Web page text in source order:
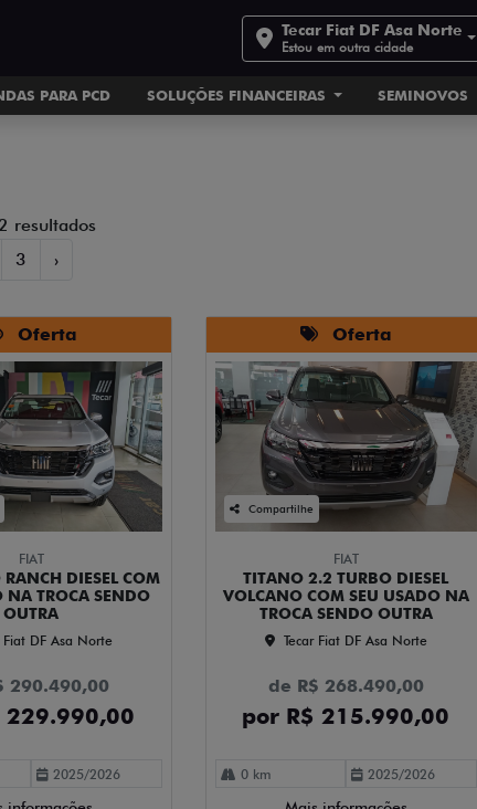
Tecar Fiat DF Asa Norte
Estou em outra cidade
PARA PCD SOLUÇÕES FINANCEIRAS SEMINOVOS
resultados
3 ›
Oferta
FIAT
DIESEL COM
NA TROCA SENDO
OUTRA
Fiat DF Asa Norte
290.490,00
229.990,00
2025/2026
Oferta
Compartilhe
FIAT
TITANO 2.2 TURBO DIESEL
VOLCANO COM SEU USADO NA
TROCA SENDO OUTRA
Tecar Fiat DF Asa Norte
de R$ 268.490,00
por R$ 215.990,00
0 km 2025/2026